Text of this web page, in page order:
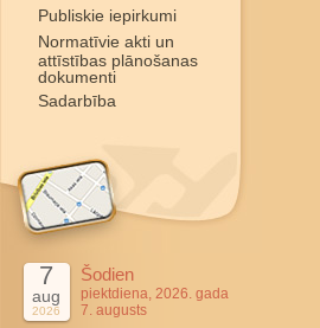
Publiskie iepirkumi
Normatīvie akti un
attīstības plānošanas
dokumenti
Sadarbība
7
aug
2026
Šodien
piektdiena, 2026. gada
7. augusts